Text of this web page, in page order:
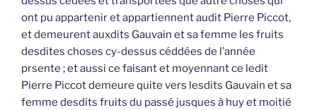
ont pu appartenir et appartiennent audit Pierre Piccot,
et demeurent auxdits Gauvain et sa femme les fruits
desdites choses cy-dessus céddées de l’année
prsente ; et aussi ce faisant et moyennant ce ledit
Pierre Piccot demeure quite vers lesdits Gauvain et sa
femme desdits fruits du passé jusques à huy et moitié